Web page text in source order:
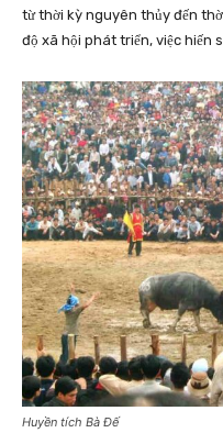
từ thời kỳ nguyên thủy đến
độ xã hội phát triển, việc hiến
Huyền tích Bà Đế